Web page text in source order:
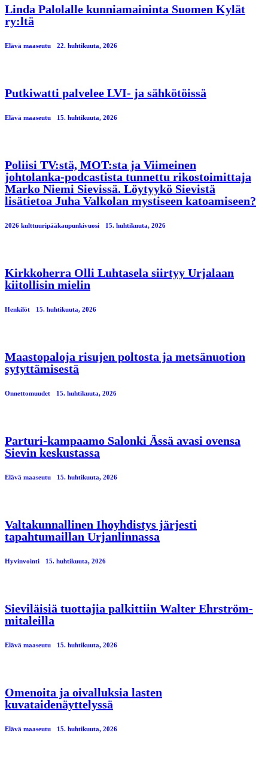
Linda Palolalle kunniamaininta Suomen Kylät
ry:ltä
Elävä maaseutu 22. huhtikuuta, 2026
Putkiwatti palvelee LVI- ja sähkötöissä
Elävä maaseutu 15. huhtikuuta, 2026
Poliisi TV:stä, MOT:sta ja Viimeinen
johtolanka-podcastista tunnettu rikostoimittaja
Marko Niemi Sievissä. Löytyykö Sievistä
lisätietoa Juha Valkolan mystiseen katoamiseen?
2026 kulttuuripääkaupunkivuosi 15. huhtikuuta, 2026
Kirkkoherra Olli Luhtasela siirtyy Urjalaan
kiitollisin mielin
Henkilöt 15. huhtikuuta, 2026
Maastopaloja risujen poltosta ja metsänuotion
sytyttämisestä
Onnettomuudet 15. huhtikuuta, 2026
Parturi-kampaamo Salonki Ässä avasi ovensa
Sievin keskustassa
Elävä maaseutu 15. huhtikuuta, 2026
Valtakunnallinen Ihoyhdistys järjesti
tapahtumaillan Urjanlinnassa
Hyvinvointi 15. huhtikuuta, 2026
Sieviläisiä tuottajia palkittiin Walter Ehrström-
mitaleilla
Elävä maaseutu 15. huhtikuuta, 2026
Omenoita ja oivalluksia lasten
kuvataidenäyttelyssä
Elävä maaseutu 15. huhtikuuta, 2026